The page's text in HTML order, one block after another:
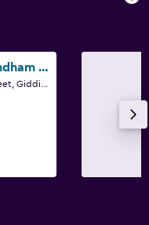
Super 8 by Wyndham Giddings